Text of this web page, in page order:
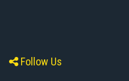
Follow Us